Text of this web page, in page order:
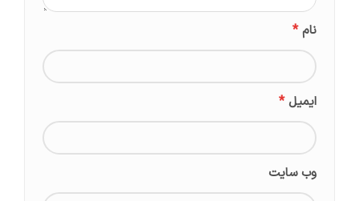
نام*
ایمیل*
وب‌ سایت